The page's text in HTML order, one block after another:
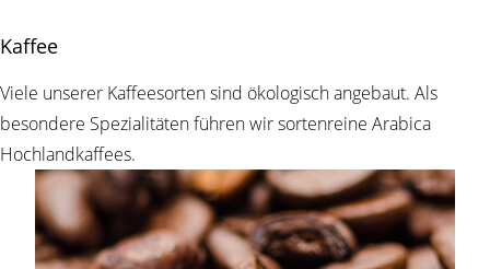
Kaffee
Viele unserer Kaffeesorten sind ökologisch angebaut. Als
besondere Spezialitäten führen wir sortenreine Arabica
Hochlandkaffees.